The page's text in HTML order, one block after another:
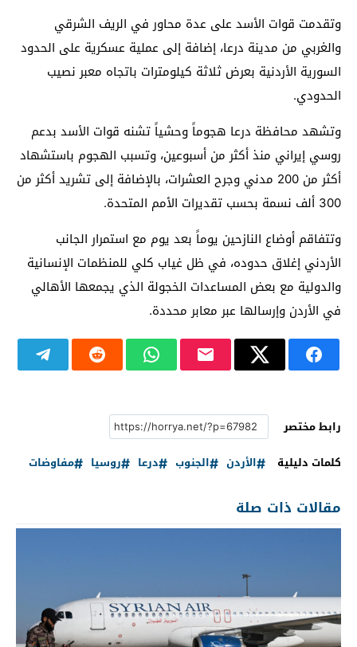
وتقدمت قوات الأسد على عدة محاور في الريف الشرقي
والغربي من مدينة درعا، إضافة إلى عملية عسكرية على الحدود
السورية الأردنية بعرض ثلاثة كيلومترات باتجاه معبر نصيب
الحدودي.
وتشهد محافظة درعا هجوماً وحشياً تشنه قوات الأسد بدعم
روسي إيراني منذ أكثر من أسبوعين، وتسبب الهجوم باستشهاد
أكثر من 200 مدني وجرح العشرات، بالإضافة إلى تشريد أكثر من
300 ألف نسمة بحسب تقديرات الأمم المتحدة.
وتتفاقم أوضاع النازحين يوماً بعد يوم مع استمرار الجانب
الأردني إغلاق حدوده، في ظل غياب كلي للمنظمات الإنسانية
والدولية مع بعض المساعدات الخجولة الذي يجمعها الأهالي
في الأردن وإرسالها عبر معابر محددة.
رابط مختصر
كلمات دليلية
الأردن الجنوب درعا روسيا مفاوضات
مقالات ذات صلة